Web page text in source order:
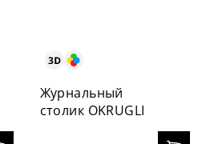
Журнальный
столик OKRUGLI